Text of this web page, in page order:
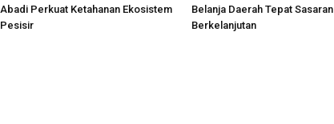
Abadi Perkuat Ketahanan Ekosistem
Pesisir
Belanja Daerah Tepat Sasaran
Berkelanjutan